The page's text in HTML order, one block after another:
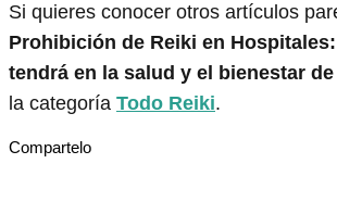
Si quieres conocer otros artículos
Prohibición de Reiki en
tendrá en la salud y el bienestar de
la categoría Todo Reiki.
Compartelo